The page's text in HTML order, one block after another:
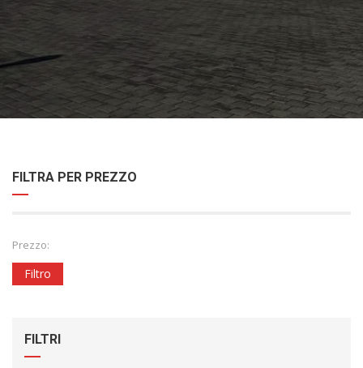
FILTRA PER PREZZO
Prezzo:
Filtro
FILTRI